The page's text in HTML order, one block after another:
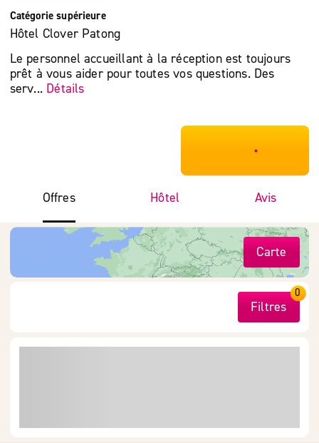
Catégorie supérieure
Hôtel Clover Patong
Le personnel accueillant à la réception est toujours
prêt à vous aider pour toutes vos questions. Des
serv... Détails
***************
Offres Hôtel Avis
Carte
Filtres
0